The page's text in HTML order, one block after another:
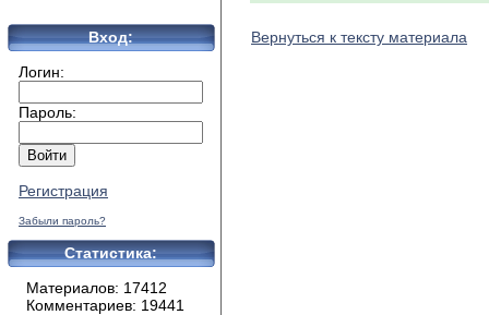
Вход:
Логин:
Пароль:
Регистрация
Забыли пароль?
Статистика:
Материалов: 17412
Комментариев: 19441
Вернуться к тексту материала